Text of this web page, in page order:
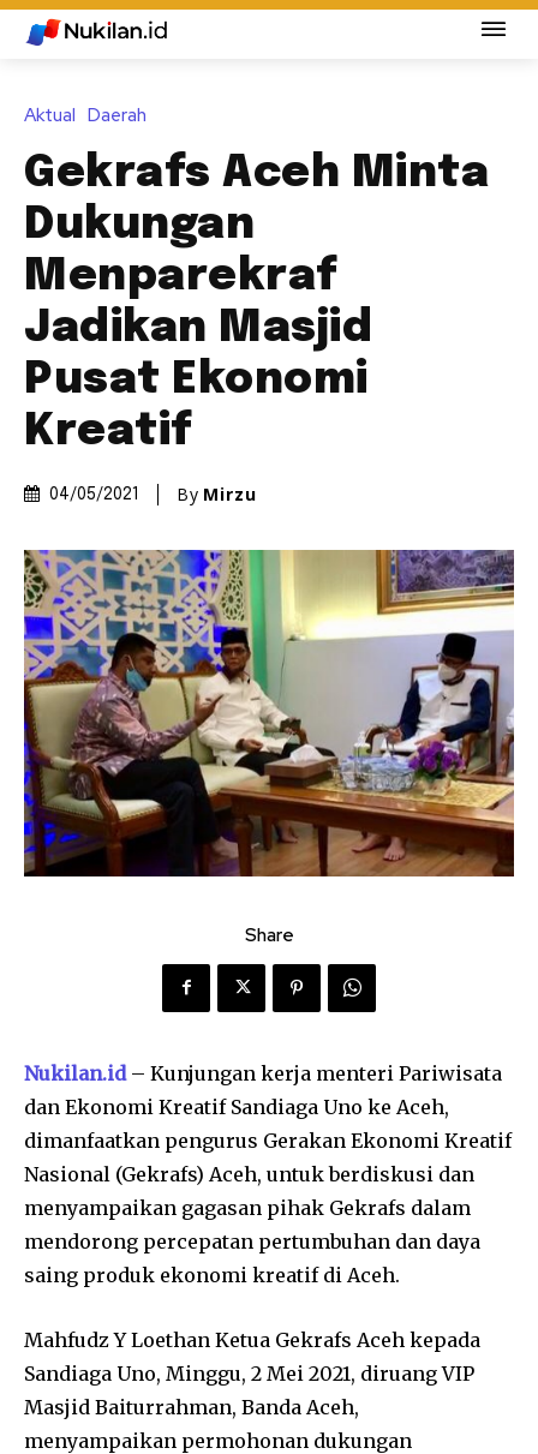
Aktual Daerah
Gekrafs Aceh Minta
Dukungan
Menparekraf
Jadikan Masjid
Pusat Ekonomi
Kreatif
04/05/2021 By Mirzu
Share
Nukilan.id– Kunjungan kerja menteri Pariwisata
dan Ekonomi Kreatif Sandiaga Uno ke Aceh,
dimanfaatkan pengurus Gerakan Ekonomi Kreatif
Nasional (Gekrafs) Aceh, untuk berdiskusi dan
menyampaikan gagasan pihak Gekrafs dalam
mendorong percepatan pertumbuhan dan daya
saing produk ekonomi kreatif di Aceh.
Mahfudz Y Loethan Ketua Gekrafs Aceh kepada
Sandiaga Uno, Minggu, 2 Mei 2021, diruang VIP
Masjid Baiturrahman, Banda Aceh,
menyampaikan permohonan dukungan